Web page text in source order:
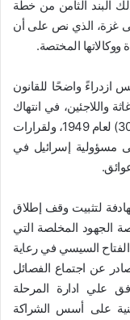
البند الثامن من خطة
غزة، الذي نص على أن
المختصة.
ازدراءً واضحًا للقانون
واللاجئين، في انتهاك
صارخ لقرارات الأمم المتحدة، لا سيما القرار (302) لعام 1949، ولقرارات
مسؤولية إسرائيل في
لتثبيت وقف إطلاق
الجهود المخلصة التي
الفتاح السيسي في رعاية
عن اجتماع الفصائل
علي ادارة المرحلة
على أسس الشراكة